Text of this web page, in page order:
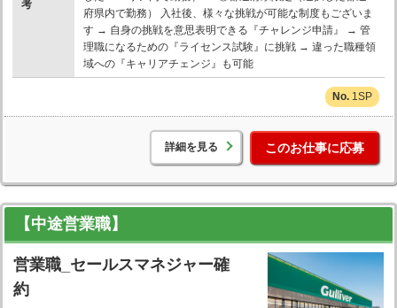
考
府県内で勤務） 入社後、様々な挑戦が可能な制度もございま
す → 自身の挑戦を意思表明できる『チャレンジ申請』 → 管
理職になるための『ライセンス試験』に挑戦 → 違った職種領
域への『キャリアチェンジ』も可能
1SP
詳細を見る このお仕事に応募
【中途営業職】
営業職_セールスマネジャー確
約